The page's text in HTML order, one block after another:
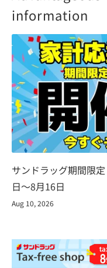
information
サンドラッグ期間限
日～8月16日
Aug 10, 2026